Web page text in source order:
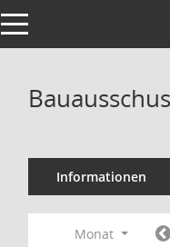
Toggle navigation
Informationen
Monat